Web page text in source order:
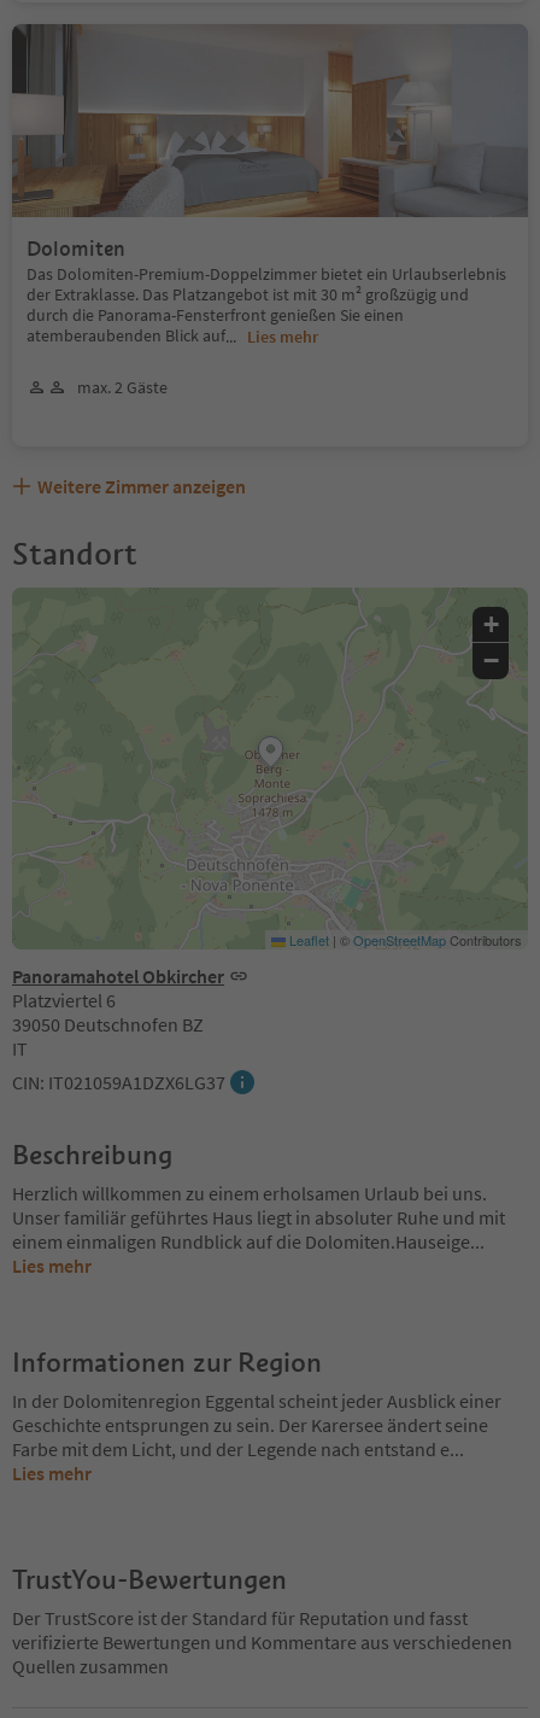
Dolomiten
Das Dolomiten-Premium-Doppelzimmer bietet ein Urlaubserlebnis
der Extraklasse. Das Platzangebot ist mit 30 m² großzügig und
durch die Panorama-Fensterfront genießen Sie einen
atemberaubenden Blick auf... Lies mehr
max. 2 Gäste
Weitere Zimmer anzeigen
Standort
Panoramahotel Obkircher
Platzviertel 6
39050 Deutschnofen BZ
IT
CIN: IT021059A1DZX6LG37
+
−
Leaflet | ©OpenStreetMapContributors
Beschreibung
Herzlich willkommen zu einem erholsamen Urlaub bei uns.
Unser familiär geführtes Haus liegt in absoluter Ruhe und mit
einem einmaligen Rundblick auf die Dolomiten.Hauseige...
Lies mehr
Informationen zur Region
In der Dolomitenregion Eggental scheint jeder Ausblick einer
Geschichte entsprungen zu sein. Der Karersee ändert seine
Farbe mit dem Licht, und der Legende nach entstand e...
Lies mehr
TrustYou-Bewertungen
Der TrustScore ist der Standard für Reputation und fasst
verifizierte Bewertungen und Kommentare aus verschiedenen
Quellen zusammen